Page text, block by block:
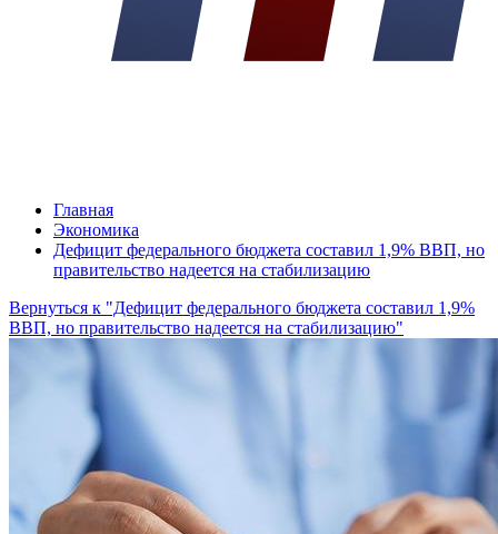
Главная
Экономика
Дефицит федерального бюджета составил 1,9% ВВП, но
правительство надеется на стабилизацию
Вернуться к "Дефицит федерального бюджета составил 1,9%
ВВП, но правительство надеется на стабилизацию"